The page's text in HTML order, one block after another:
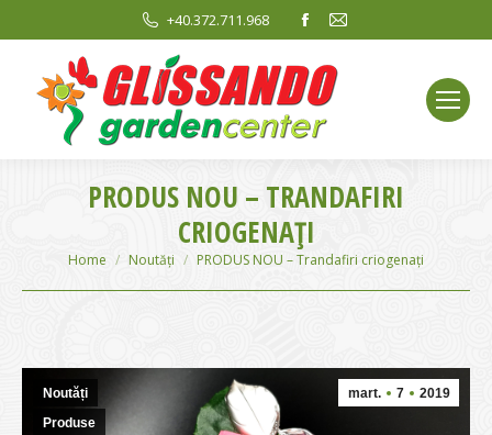
+40.372.711.968
Facebook
opens
in
new
window
Mail
window
PRODUS NOU – TRANDAFIRI
CRIOGENAȚI
You are here:
Home Noutăți PRODUS NOU – Trandafiri criogenați
mart. 7 2019
Noutăți
Produse